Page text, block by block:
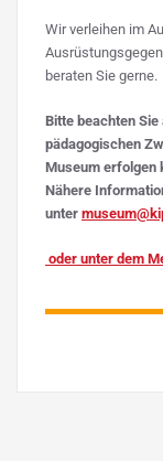
Wir verleihen im
beraten Sie gerne.
Bitte beachten
pädagogischen
Museum erfolgen
Nähere
unter
oder unter dem